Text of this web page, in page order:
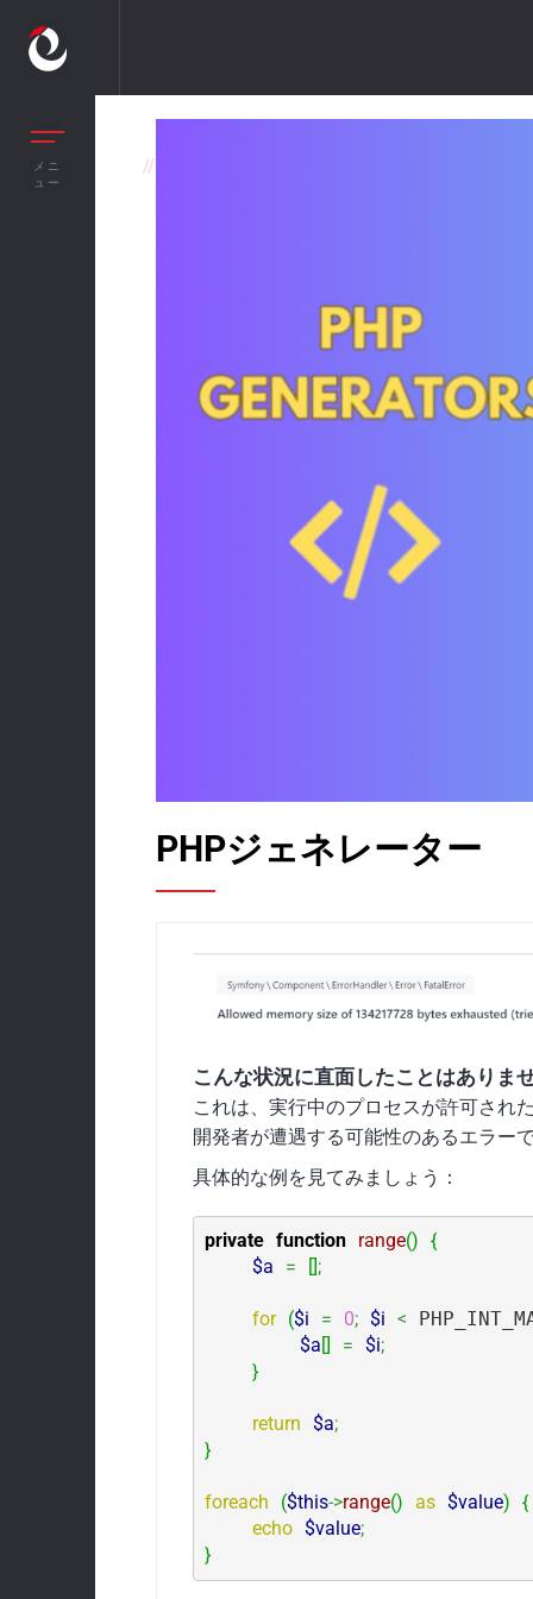
メニ
ュー
//
PHPジェネレーター
こんな状況に直面したことはありま
これは、実行中のプロセスが許可され
開発者が遭遇する可能性のあるエラー
具体的な例を見てみましょう：
private function range() {
$a
= [];
for ($i = 0; $i <
$a[] = $i;
}
return $a;
}
foreach ($this->range() as $value) {
echo $value;
}